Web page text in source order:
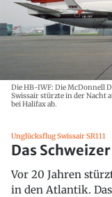
Die HB-IWF: Die McDonnell
Swissair stürzte in der Nacht
bei Halifax ab.
Unglücksflug Swissair SR111
Das
Vor 20 Jahren
in den Atlantik.